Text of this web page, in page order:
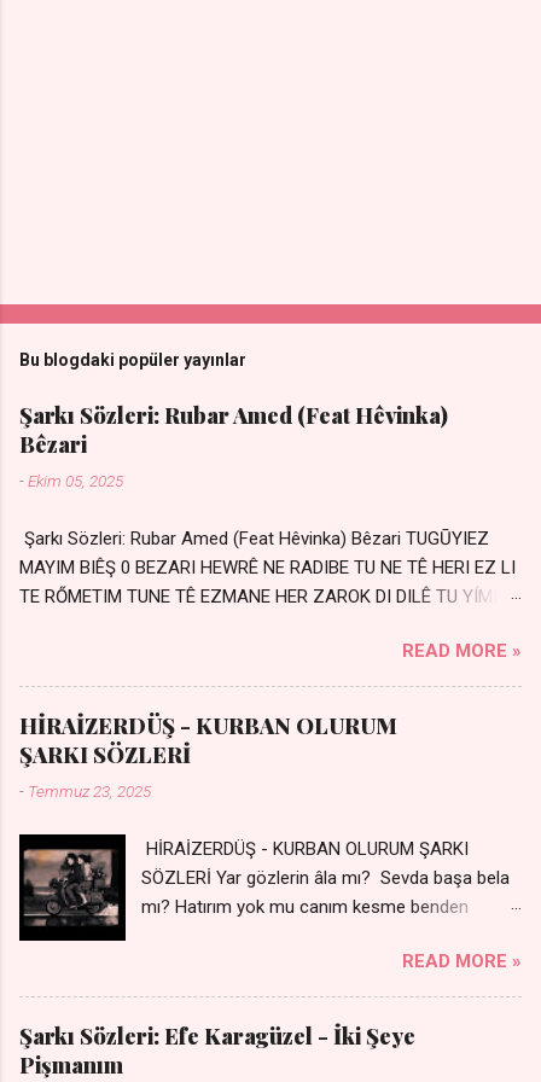
Bu blogdaki popüler yayınlar
Şarkı Sözleri: Rubar Amed (Feat Hêvinka)
Bêzari
-Ekim 05, 2025
Şarkı Sözleri: Rubar Amed (Feat Hêvinka) Bêzari TUGŪYIEZ
MAYIM BIÊŞ 0 BEZARI HEWRÊ NE RADIBE TU NE TÊ HERI EZ LI
TE RŐMETIM TUNE TÊ EZMANE HER ZAROK DI DILÊ TU YÍMIN
Silinmis yarıda. Hasretin yel gibi Eser yar içimden Bir kıza sevdalı
Yaralı adamım. Sensizlik bir hançer Geceler susmuyor Yaralı
kalbimde Bir sızı durmuyor Tu yi bihare min Ez ji payizim Li
dile şevên min Teng e nefes im Adını sayıklar Uykusuz
geceler Sensiz her sabahım Sessiz ve kederli
READ MORE »
HİRAİZERDÜŞ - KURBAN OLURUM
ŞARKI SÖZLERİ
- Temmuz 23, 2025
HİRAİZERDÜŞ - KURBAN OLURUM ŞARKI
SÖZLERİ Yar gözlerin âla mı? Sevda başa bela
mı? Hatırım yok mu canım kesme benden
dünyayı durdururum Ben sana yoldaş olurum
kurban olurum.. - Sen gülümse bi yol bulurum
Yaslanırsan dağ olurum Ben sana sevda olurum
kurban olurum Can canım cananım Yar gözlerin
READ MORE »
Şarkı Sözleri: Efe Karagüzel - İki Şeye
Pişmanım